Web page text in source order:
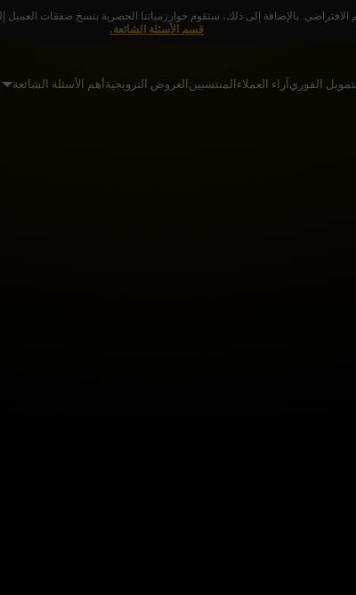
بالإضافة إلى ذلك، ستقوم خوارزمياتنا الحصرية بنسخ صفقات العميل
قسم الأسئلة الشائعة.
الفوريآراء العملاءالمنتسبينالعروض الترويجيةأهم الأسئلة الشائعة